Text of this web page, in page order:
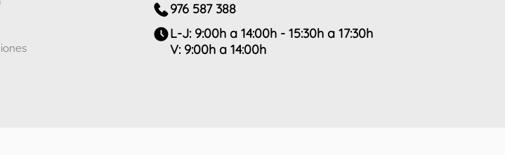
976 587 388
L-J: 9:00h a 14:00h - 15:30h a 17:30h
V: 9:00h a 14:00h